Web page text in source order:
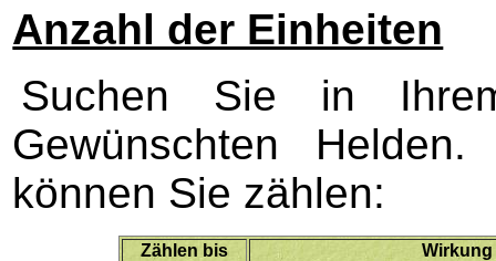
Anzahl der Einheiten
Suchen Sie in
Gewünschten
können Sie zählen:
Zählen bis
Wirkung